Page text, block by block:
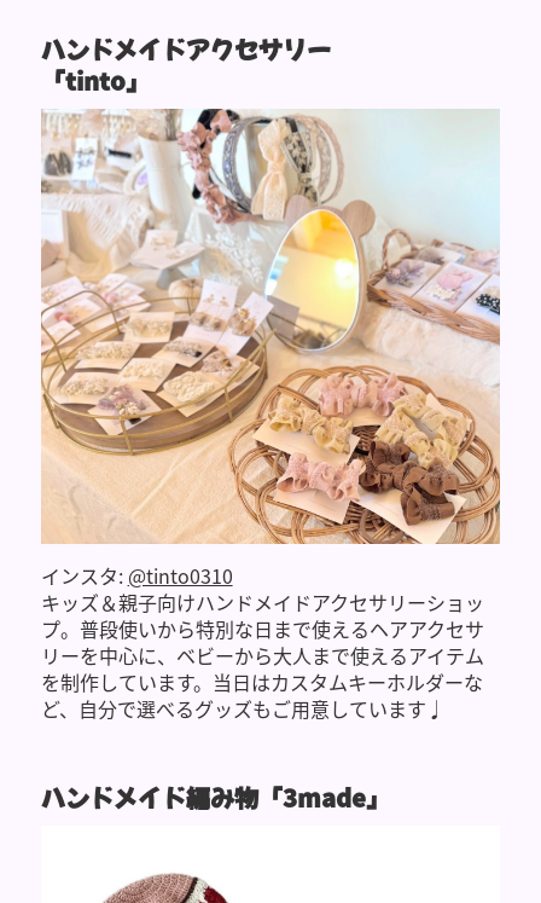
ハンドメイドアクセサリー
「tinto」
インスタ: @tinto0310
キッズ＆親子向けハンドメイドアクセサリーショッ
プ。普段使いから特別な日まで使えるヘアアクセサ
リーを中心に、ベビーから大人まで使えるアイテム
を制作しています。当日はカスタムキーホルダーな
ど、自分で選べるグッズもご用意しています♩
ハンドメイド編み物「3made」